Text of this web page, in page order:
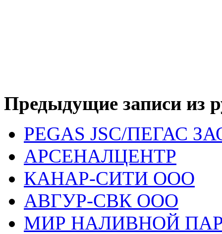
Предыдущие записи из
PEGAS JSC/ПЕГАС
АРСЕНАЛЦЕНТР
КАНАР-СИТИ ООО
АВГУР-СВК ООО
МИР НАЛИВНОЙ